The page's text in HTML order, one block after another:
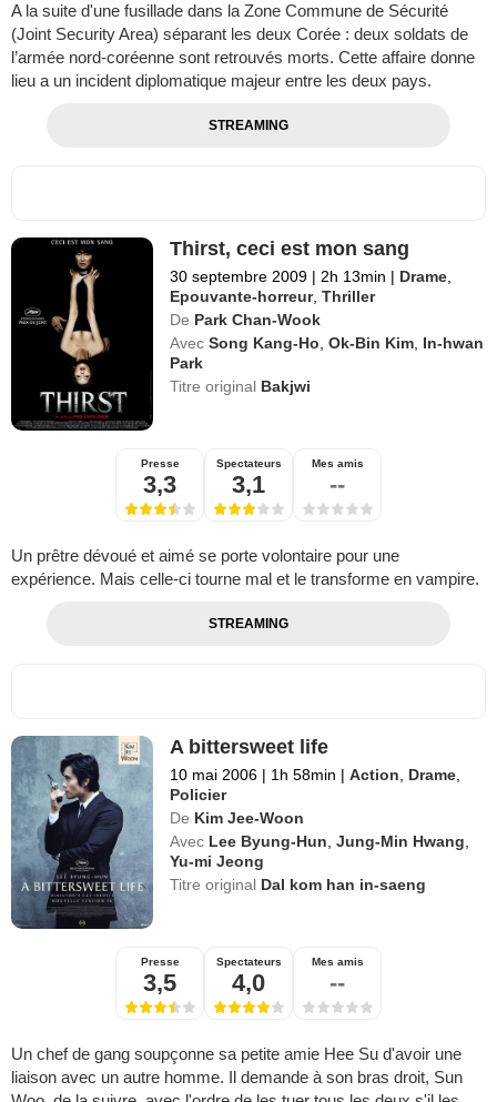
A la suite d'une fusillade dans la Zone Commune de Sécurité
(Joint Security Area) séparant les deux Corée : deux soldats de
l’armée nord-coréenne sont retrouvés morts. Cette affaire donne
lieu a un incident diplomatique majeur entre les deux pays.
STREAMING
Thirst, ceci est mon sang
30 septembre 2009 | 2h 13min | Drame,
Epouvante-horreur,Thriller
De Park Chan-Wook
Avec Song Kang-Ho,Ok-Bin Kim, In-hwan
Park
Titre original Bakjwi
Presse
3,3
Spectateurs
3,1
Mes amis
--
Un prêtre dévoué et aimé se porte volontaire pour une
expérience. Mais celle-ci tourne mal et le transforme en vampire.
STREAMING
A bittersweet life
10 mai 2006 | 1h 58min | Action Drame
Policier
De Kim Jee-Woon
Avec Lee Byung-Hun ,Jung-Min Hwang
Yu-mi Jeong
Titre original Dal kom han in-saeng
Presse
3,5
Spectateurs
4,0
Mes amis
--
Un chef de gang soupçonne sa petite amie Hee Su d'avoir une
liaison avec un autre homme. Il demande à son bras droit, Sun